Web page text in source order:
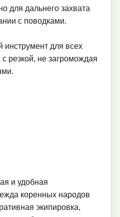
для дальнего захвата
с поводками.
для всех
резкой, не загромождая
и удобная
коренных народов
экипировка,